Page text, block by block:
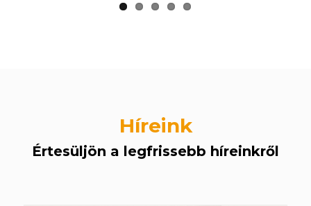
Híreink
Értesüljön a legfrissebb híreinkről